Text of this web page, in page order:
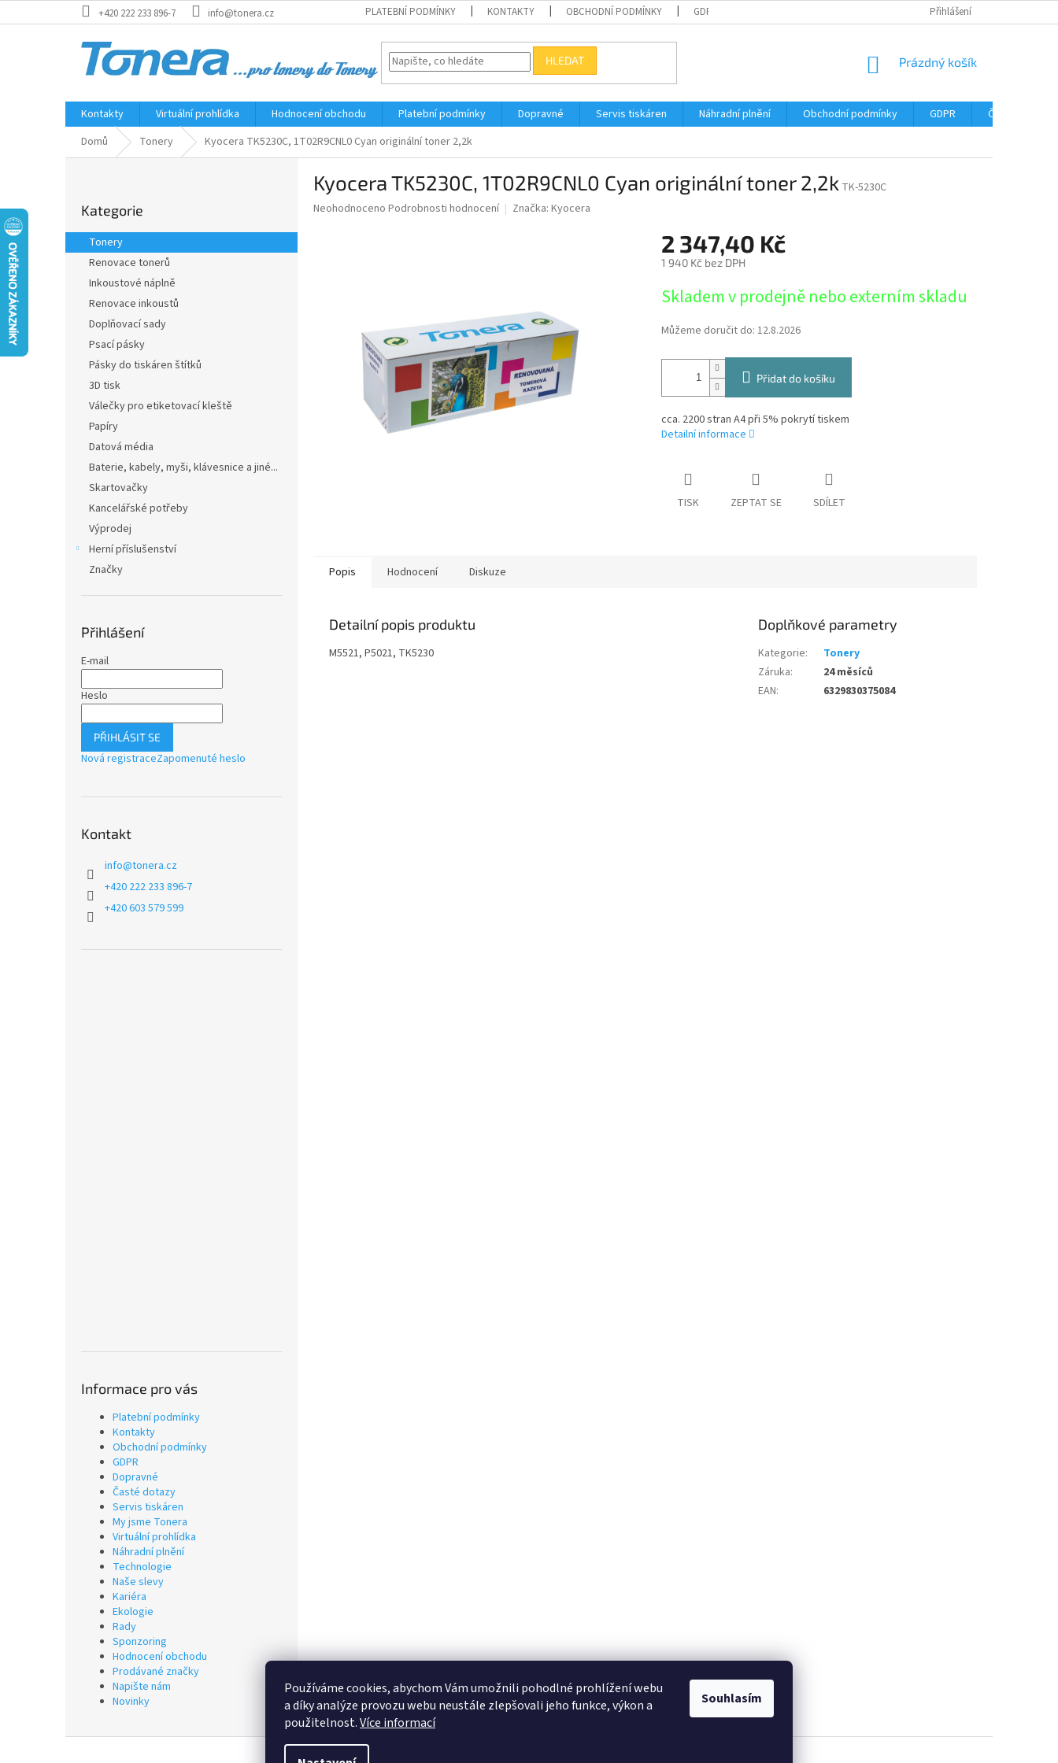
Používáme cookies, abychom Vám umožnili pohodlné prohlížení webu
a díky analýze provozu webu neustále zlepšovali jeho funkce, výkon a
použitelnost.Více informací
Souhlasím
na
+420 222 233 896-7 info@tonera.cz PLATEBNÍ PODMÍNKY KONTAKTY OBCHODNÍ PODMÍNKY GDPR SERVIS TISKÁREN
Přihlášení
HLEDAT
NÁKUPNÍ
Prázdný košík
Kontakty Virtuální prohlídka Hodnocení obchodu Platební podmínky Dopravné Servis tiskáren Náhradní plnění Obchodní podmínky GDPR
Časté dotazy
Domů
Tonery Kyocera TK5230C, 1T02R9CNL0 Cyan originální toner 2,2k
r
a
kategorie
Kategorie
Tonery
Renovace tonerů
Inkoustové náplně
Renovace inkoustů
Doplňovací sady
Psací pásky
Pásky do tiskáren štítků
3D tisk
Válečky pro etiketovací kleště
Papíry
Datová média
Baterie, kabely, myši, klávesnice a jiné...
Skartovačky
Kancelářské potřeby
Výprodej
Herní příslušenství
Značky
Přihlášení
E-mail
Heslo
PŘIHLÁSIT SE
Nová registraceZapomenuté heslo
Kontakt
info@tonera.cz
+420 222 233 896-7
+420 603 579 599
Informace pro vás
Platební podmínky
Kontakty
Obchodní podmínky
GDPR
Dopravné
Časté dotazy
Servis tiskáren
My jsme Tonera
Virtuální prohlídka
Náhradní plnění
Technologie
Naše slevy
Kariéra
Ekologie
Rady
Sponzoring
Hodnocení obchodu
Prodávané značky
Napište nám
Novinky
Kyocera TK5230C, 1T02R9CNL0 Cyan originální toner 2,2k TK-5230C
Průměrné
Neohodnoceno Podrobnosti hodnocení Značka: Kyocera
2 347,40 Kč
1 940 Kč bez DPH
cena:
Skladem v prodejně nebo externím skladu
Můžeme doručit do: 12.8.2026
Přidat do košíku
cca. 2200 stran A4 při 5% pokrytí tiskem
Detailní informace
TISK ZEPTAT SE SDÍLET
Popis Hodnocení Diskuze
Detailní popis produktu
M5521, P5021, TK5230
Doplňkové parametry
Kategorie:
Tonery
Záruka:
24 měsíců
EAN: 6329830375084